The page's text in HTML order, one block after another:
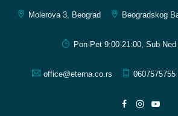
Molerova 3, Beograd Beogradskog
Pon-Pet 9:00-21:00, Sub-
office@eterna.co.rs 0607575755